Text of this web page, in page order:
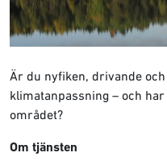
Är du nyfiken, drivande
klimatanpassning – och
området?
Om tjänsten